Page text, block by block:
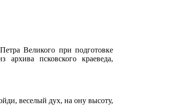
Великого при подготовке
псковского краеведа,
веселый дух, на ону высоту,